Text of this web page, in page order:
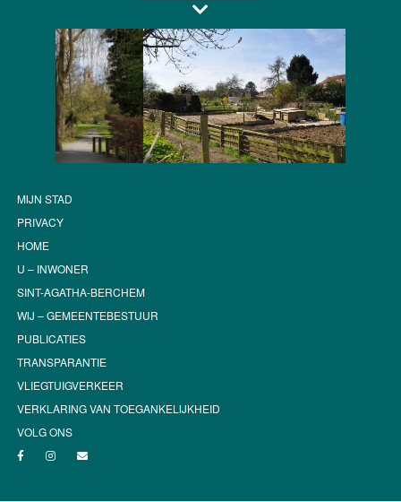
MIJN STAD
PRIVACY
HOME
U – INWONER
SINT-AGATHA-BERCHEM
WIJ – GEMEENTEBESTUUR
PUBLICATIES
TRANSPARANTIE
VLIEGTUIGVERKEER
VERKLARING VAN TOEGANKELIJKHEID
VOLG ONS